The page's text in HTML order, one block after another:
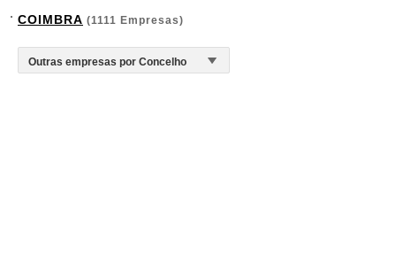
COIMBRA (1111 Empresas)